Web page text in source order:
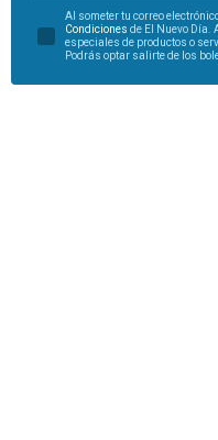
Al someter tu correo
Condiciones de El Nuevo Día.
especiales de productos o
Podrás optar salirte de los